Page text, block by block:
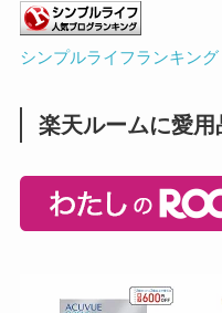
シンプルライフランキング
楽天ルームに愛